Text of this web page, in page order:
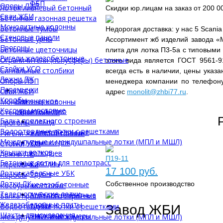
Опоры ЛЭП
Сваи ЖБИ
Монолитные колонны
Стеновые панели
Прогоны
Ригели железобетонные
Стойки УСО
Лежни ЛЖ
Перемычки
Коробы
Косоуры мостовые
Балка пролетного строения
Водоотводные лотки с решетками
Междупутные и междушпальные лотки (МПЛ и МШЛ)
Крышки лотков
Бетонные лотки для теплотрасс
Лотки кабельные УБК
Лотки ЛК
Телескопические лотки
Железобетонные плиты
Шахты дымоудаления
Лоток ливневый бетонный
Бетонная газонная решетка
Бетонные тумбы
Бетонные урны
Бетонные цветочницы
Ограничители (полусферы) бетонные
Сигнальные столбики
Опоры ЛЭП
Сваи ЖБИ
Монолитные колонны
Стеновые панели
Прогоны
Ригели железобетонные
Стойки УСО
Лежни ЛЖ
Перемычки
Коробы
Косоуры мостовые
Балка пролетного строения
Водоотводные лотки с решетками
Междупутные и междушпальные лотки (МПЛ и МШЛ)
ФБП
Инженерное
строительство
Кольца
железобетонные
Крышки для
колодцев
Колодцы
Трубы
железобетонные
Асбестоцементные
трубы
Тепловые камеры
Скидки юр.лицам на заказ от 200
Недорогая доставка: у нас 5
Ассортимент жб изделий завода
плита для лотка П3-5а с
этого вида является ГОСТ 9561-
всегда есть в наличии, цены
менеджера компании по
адрес monolit@zhbi77.ru
П19-11
17 100 руб.
Собственное производство
Завод ЖБИ